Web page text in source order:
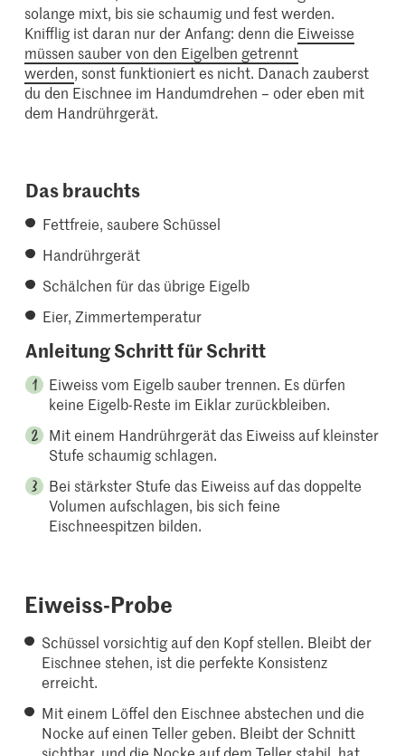
solange mixt, bis sie schaumig und fest werden.
Knifflig ist daran nur der Anfang: denn die Eiweisse
müssen sauber von den Eigelben getrennt
werden, sonst funktioniert es nicht. Danach zauberst
du den Eischnee im Handumdrehen – oder eben mit
dem Handrührgerät.
Das brauchts
Fettfreie, saubere Schüssel
Handrührgerät
Schälchen für das übrige Eigelb
Eier, Zimmertemperatur
Anleitung Schritt für Schritt
Eiweiss vom Eigelb sauber trennen. Es dürfen
keine Eigelb-Reste im Eiklar zurückbleiben.
Mit einem Handrührgerät das Eiweiss auf kleinster
Stufe schaumig schlagen.
Bei stärkster Stufe das Eiweiss auf das doppelte
Volumen aufschlagen, bis sich feine
Eischneespitzen bilden.
Eiweiss-Probe
Schüssel vorsichtig auf den Kopf stellen. Bleibt der
Eischnee stehen, ist die perfekte Konsistenz
erreicht.
Mit einem Löffel den Eischnee abstechen und die
Nocke auf einen Teller geben. Bleibt der Schnitt